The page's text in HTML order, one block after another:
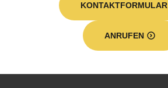
KONTAKTFORMULAR
ANRUFEN